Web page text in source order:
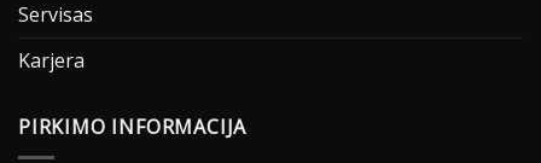
Servisas
Karjera
PIRKIMO INFORMACIJA